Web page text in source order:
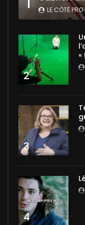
LE CÔTÉ PRO
2
«
3
4